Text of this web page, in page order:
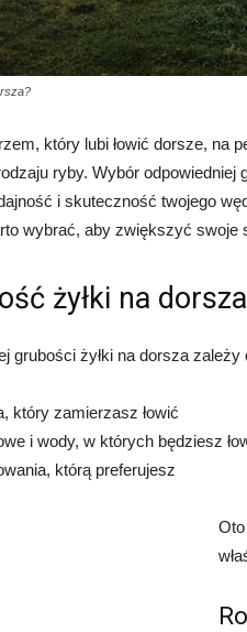
który lubi łowić dorsze, na
ryby. Wybór odpowiedniej
i skuteczność twojego
wybrać, aby zwiększyć swoje
żyłki na
grubości żyłki na dorsza
który zamierzasz łowić
i wody, w których będziesz
którą preferujesz